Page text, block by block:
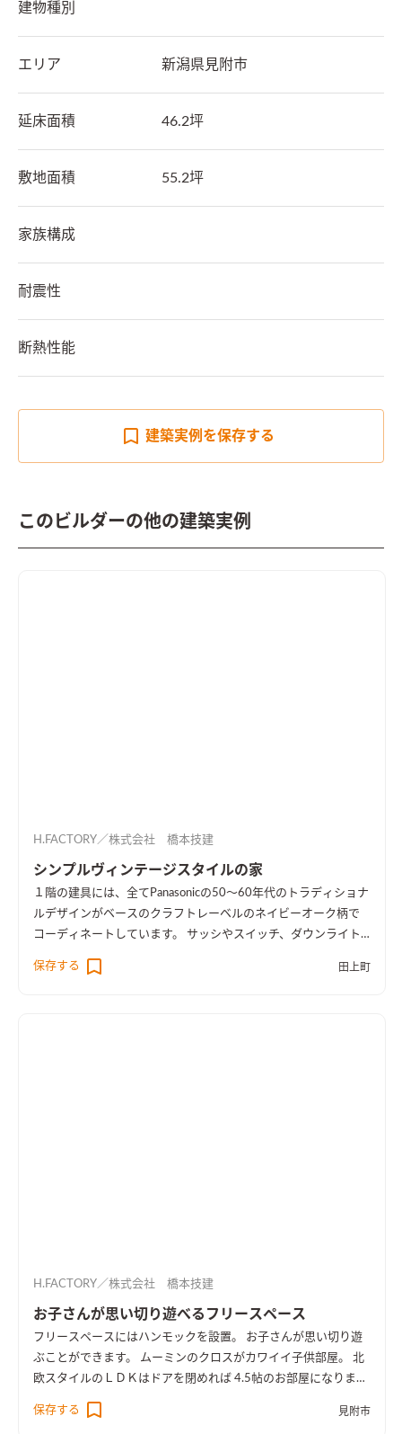
建物種別
エリア 新潟県 見附市
延床面積 46.2坪
敷地面積 55.2坪
家族構成
耐震性
断熱性能
建築実例を保存する
このビルダーの他の建築実例
H.FACTORY／株式会社 橋本技建
シンプルヴィンテージスタイルの家
１階の建具には、全てPanasonicの50～60年代のトラディショナ
ルデザインがベースのクラフトレーベルのネイビーオーク柄で
コーディネートしています。 サッシやスイッチ、ダウンライト
て、ヴィンテージ感のあるカッコイイお家が出来ました。
保存する 田上町
H.FACTORY／株式会社 橋本技建
お子さんが思い切り遊べるフリースペース
フリースペースにはハンモックを設置。 お子さんが思い切り遊
ぶことができます。 ムーミンのクロスがカワイイ子供部屋。 北
欧スタイルのＬＤＫはドアを閉めれば 4.5帖のお部屋になりま
保存する
見附市